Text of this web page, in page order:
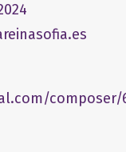
composer/